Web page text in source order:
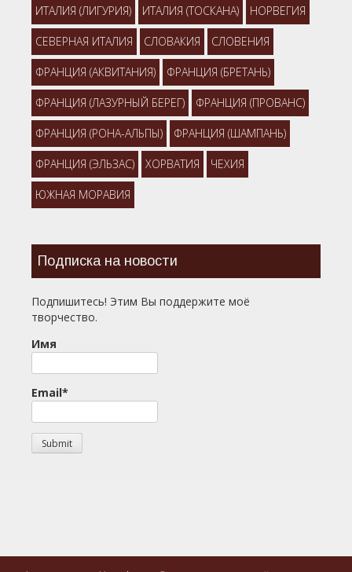
ИТАЛИЯ (ЛИГУРИЯ) ИТАЛИЯ (ТОСКАНА) НОРВЕГИЯ
СЕВЕРНАЯ ИТАЛИЯ СЛОВАКИЯ СЛОВЕНИЯ
ФРАНЦИЯ (АКВИТАНИЯ) ФРАНЦИЯ (БРЕТАНЬ)
ФРАНЦИЯ (ЛАЗУРНЫЙ БЕРЕГ) ФРАНЦИЯ (ПРОВАНС)
ФРАНЦИЯ (РОНА-АЛЬПЫ) ФРАНЦИЯ (ШАМПАНЬ)
ФРАНЦИЯ (ЭЛЬЗАС) ХОРВАТИЯ ЧЕХИЯ
ЮЖНАЯ МОРАВИЯ
Подписка на новости
Подпишитесь! Этим Вы поддержите моё
творчество.
Имя
Email*